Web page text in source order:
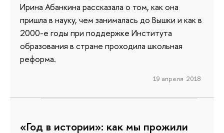
Ирина Абанкина рассказала о том, как она
пришла в науку, чем занималась до Вышки и как в
2000-е годы при поддержке Института
образования в стране проходила школьная
реформа.
19 апреля 2018
«Год в истории»: как мы прожили